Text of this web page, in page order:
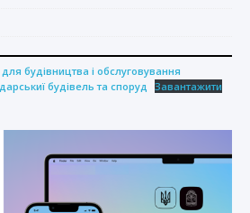
будівництва і обслуговування
будівель та споруд
Завантажити